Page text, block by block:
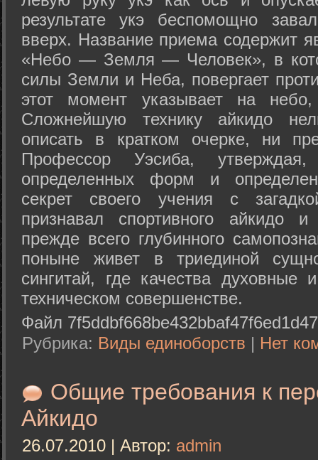
результате укэ беспомощно
вверх. Название приема содержит
«Небо — Земля — Человек», в
силы Земли и Неба, повергает
этот момент указывает на
Сложнейшую технику айкидо
описать в кратком очерке, ни
Профессор Уэсиба,
определенных форм и
секрет своего учения с
признавал спортивного айкидо
прежде всего глубинного
поныне живет в триединой
сингитай, где качества духовные
техническом совершенстве.
Файл
Рубрика: Виды единоборств | Нет
Общие требования к
Айкидо
26.07.2010 | Автор: admin